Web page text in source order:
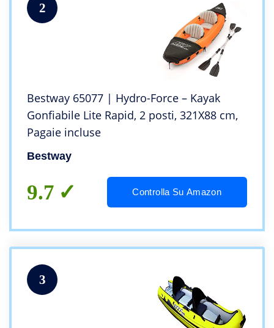
2
Bestway 65077 | Hydro-Force – Kayak
Gonfiabile Lite Rapid, 2 posti, 321X88 cm,
Pagaie incluse
Bestway
9.7 Controlla Su Amazon
3